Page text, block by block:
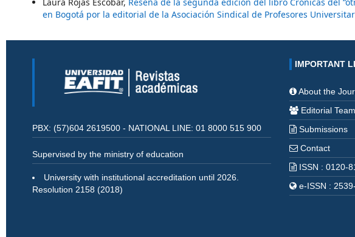
en Bogotá por la editorial de la Asociación Sindical de Profesores
PBX: (57)604 2619500 - NATIONAL LINE: 01 8000 515 900
Supervised by the ministry of education
University with institutional accreditation until 2026.
Resolution 2158 (2018)
IMPORTANT
About the
Editorial Team
Submissions
Contact
ISSN : 0120-
e-ISSN :